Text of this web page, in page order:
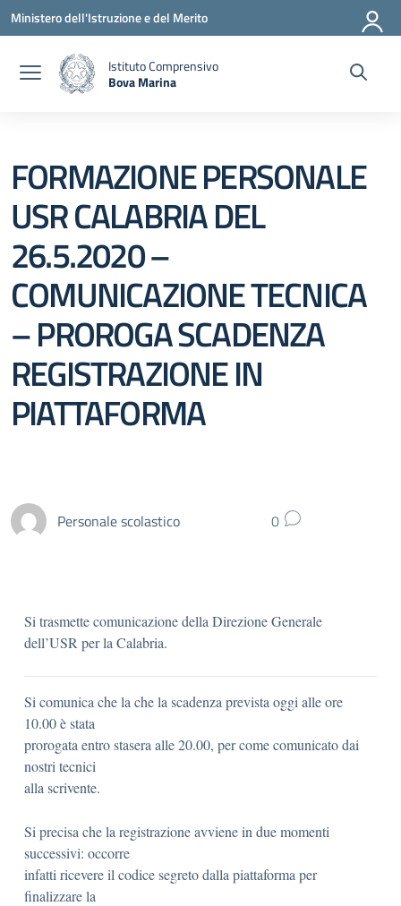
Vai ai contenuti
Vai al menu di navigazione
Vai al footer
Ministero dell'Istruzione e del Merito
Istituto Comprensivo
Bova Marina
FORMAZIONE PERSONALE
USR CALABRIA DEL
26.5.2020 –
COMUNICAZIONE TECNICA
– PROROGA SCADENZA
REGISTRAZIONE IN
PIATTAFORMA
Personale scolastico 0
Si trasmette comunicazione della Direzione Generale
dell’USR per la Calabria.
Si comunica che la che la scadenza prevista oggi alle ore
10.00 è stata
prorogata entro stasera alle 20.00, per come comunicato dai
nostri tecnici
alla scrivente.
Si precisa che la registrazione avviene in due momenti
successivi: occorre
infatti ricevere il codice segreto dalla piattaforma per
finalizzare la